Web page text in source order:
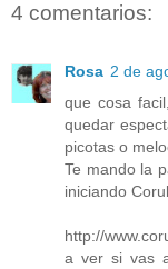
4 comentarios:
Rosa 2 de
que cosa
quedar
picotas o
Te mando la
iniciando
http://
a ver si vas